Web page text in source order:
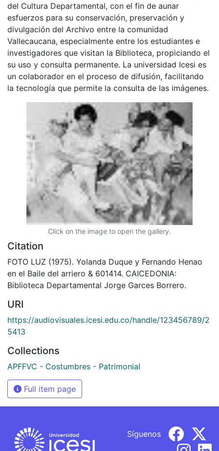
del Cultura Departamental, con el fin de aunar
esfuerzos para su conservación, preservación y
divulgación del Archivo entre la comunidad
Vallecaucana, especialmente entre los estudiantes e
investigadores que visitan la Biblioteca, propiciando el
su uso y consulta permanente. La universidad Icesi es
un colaborador en el proceso de difusión, facilitando
la tecnología que permite la consulta de las imágenes.
Click on the image to open the gallery.
Citation
FOTO LUZ (1975). Yolanda Duque y Fernando Henao
en el Baile del arriero & 601414. CAICEDONIA:
Biblioteca Departamental Jorge Garces Borrero.
URI
https://audiovisuales.icesi.edu.co/handle/123456789/2
5413
Collections
APFFVC - Costumbres - Patrimonial
Full item page
Síguenos